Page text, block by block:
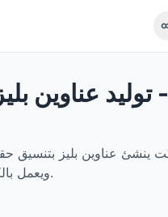
توليد عناوين
ينشئ عناوين بليز بتنسيق
التصفية حسب المحافظة وتصدير JSON/CSV ويعمل بالكامل في المتصفح لحماية الخصوصية.